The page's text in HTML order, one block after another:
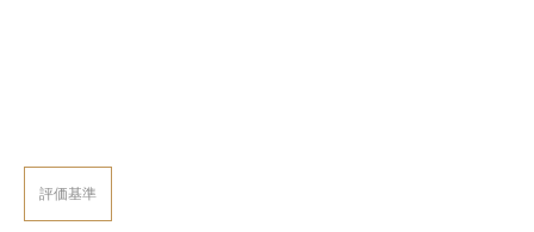
評価基準